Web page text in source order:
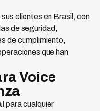
clientes en Brasil, con
de seguridad,
de cumplimiento,
que han
Voice
para cualquier